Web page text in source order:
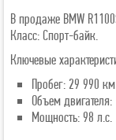
В продаже BMW
Класс: Спорт-байк.
Ключевые
Пробег: 29 990 км
Объем
Мощность: 98 л.с.